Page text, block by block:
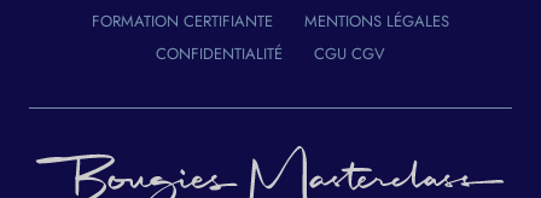
FORMATION CERTIFIANTE
MENTIONS LÉGALES
CONFIDENTIALITÉ
CGU CGV